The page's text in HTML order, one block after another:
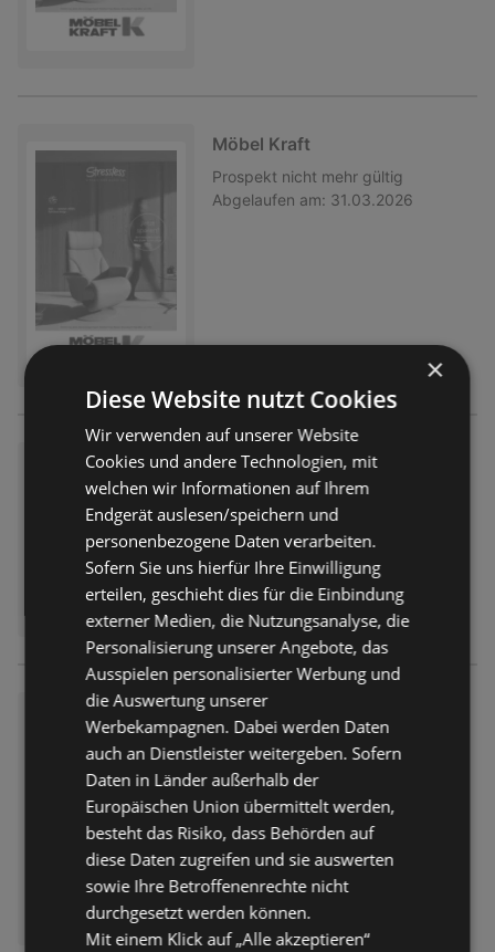
Möbel Kraft
Prospekt nicht mehr gültig
Abgelaufen am: 31.03.2026
Möbel Kraft: 133 Jahre Jubilä
um!
Prospekt nicht mehr gültig
Abgelaufen am: 10.02.2026
Möbel Kraft: Wohntrends zum
Kraftpreis!
nicht mehr gültig
Abgelaufen am:
×
Diese Website nutzt Cookies
Wir verwenden auf unserer Website
Cookies und andere Technologien, mit
welchen wir Informationen auf Ihrem
Endgerät auslesen/speichern und
personenbezogene Daten verarbeiten.
Sofern Sie uns hierfür Ihre Einwilligung
erteilen, geschieht dies für die Einbindung
externer Medien, die Nutzungsanalyse, die
Personalisierung unserer Angebote, das
Ausspielen personalisierter Werbung und
die Auswertung unserer
Werbekampagnen. Dabei werden Daten
auch an Dienstleister weitergeben. Sofern
Daten in Länder außerhalb der
Europäischen Union übermittelt werden,
besteht das Risiko, dass Behörden auf
diese Daten zugreifen und sie auswerten
sowie Ihre Betroffenenrechte nicht
durchgesetzt werden können.
Mit einem Klick auf „Alle akzeptieren“